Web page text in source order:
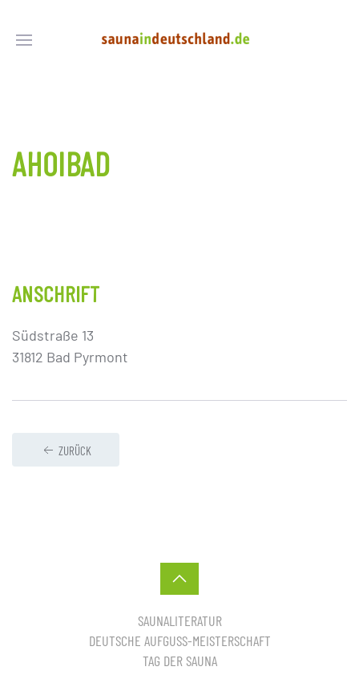
AHOIBAD
ANSCHRIFT
Südstraße 13
31812 Bad Pyrmont
ZURÜCK
SAUNALITERATUR
DEUTSCHE AUFGUSS-MEISTERSCHAFT
TAG DER SAUNA